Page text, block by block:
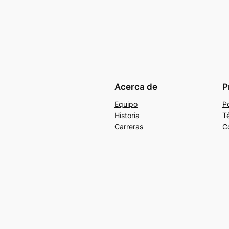
Acerca de
Equipo
Historia
Carreras